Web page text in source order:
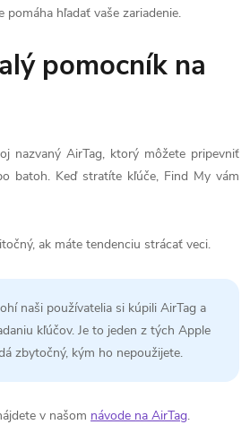
pomáha hľadať vaše zariadenie.
pomocník na
nazvaný AirTag, ktorý môžete pripevniť
batoh. Keď stratíte kľúče, Find My vám
ak máte tendenciu strácať veci.
naši používatelia si kúpili AirTag a
kľúčov. Je to jeden z tých Apple
zbytočný, kým ho nepoužijete.
v našom návode na AirTag.